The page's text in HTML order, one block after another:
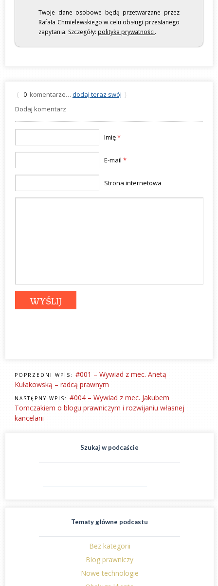
Twoje dane osobowe będą przetwarzane przez
Rafała Chmielewskiego w celu obsługi przesłanego
zapytania. Szczegóły: polityka prywatności.
{ 0 komentarze… dodaj teraz swój }
Dodaj komentarz
Imię*
E-mail *
Strona internetowa
POPRZEDNI WPIS: #001 – Wywiad z mec. Anetą
Kułakowską – radcą prawnym
NASTĘPNY WPIS: #004 – Wywiad z mec. Jakubem
Tomczakiem o blogu prawniczym i rozwijaniu własnej
kancelarii
Szukaj w podcaście
Tematy główne podcastu
Bez kategorii
Blog prawniczy
Nowe technologie